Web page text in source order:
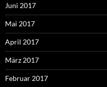
Juni 2017
Mai 2017
April 2017
März 2017
Februar 2017